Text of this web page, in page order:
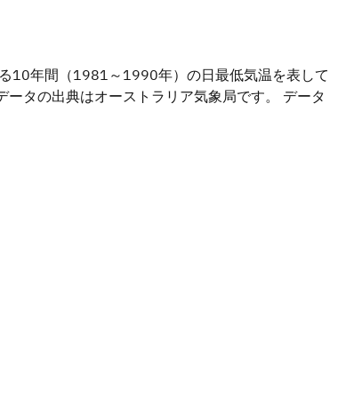
10年間（1981～1990年）の日最低気温を表して
タの出典はオーストラリア気象局です。 データ